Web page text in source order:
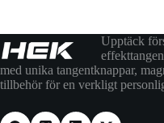
Upptäck
med unika tangentknappar,
tillbehör för en verkligt